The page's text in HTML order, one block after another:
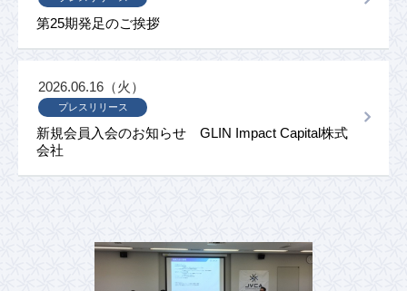
第25期発足のご挨拶
新規会員入会のお知らせ GLIN Impact Capital株式
会社
プレスリリース
2026.06.16（火）